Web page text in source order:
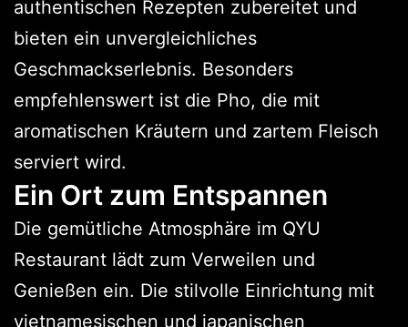
authentischen Rezepten zubereitet und
bieten ein unvergleichliches
Geschmackserlebnis. Besonders
empfehlenswert ist die Pho, die mit
aromatischen Kräutern und zartem Fleisch
serviert wird.
Ein Ort zum Entspannen
Die gemütliche Atmosphäre im QYU
Restaurant lädt zum Verweilen und
Genießen ein. Die stilvolle Einrichtung mit
vietnamesischen und japanischen